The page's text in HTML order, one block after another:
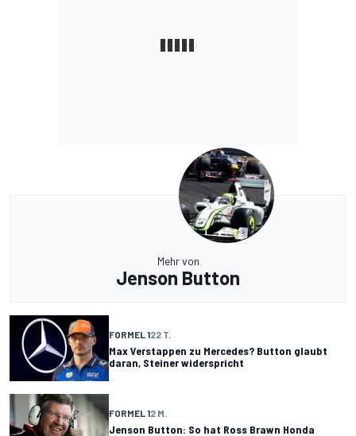
Mehr von
Jenson Button
FORMEL 122 T.
Max Verstappen zu Mercedes? Button glaubt
daran, Steiner widerspricht
FORMEL 12 M.
Jenson Button: So hat Ross Brawn Honda